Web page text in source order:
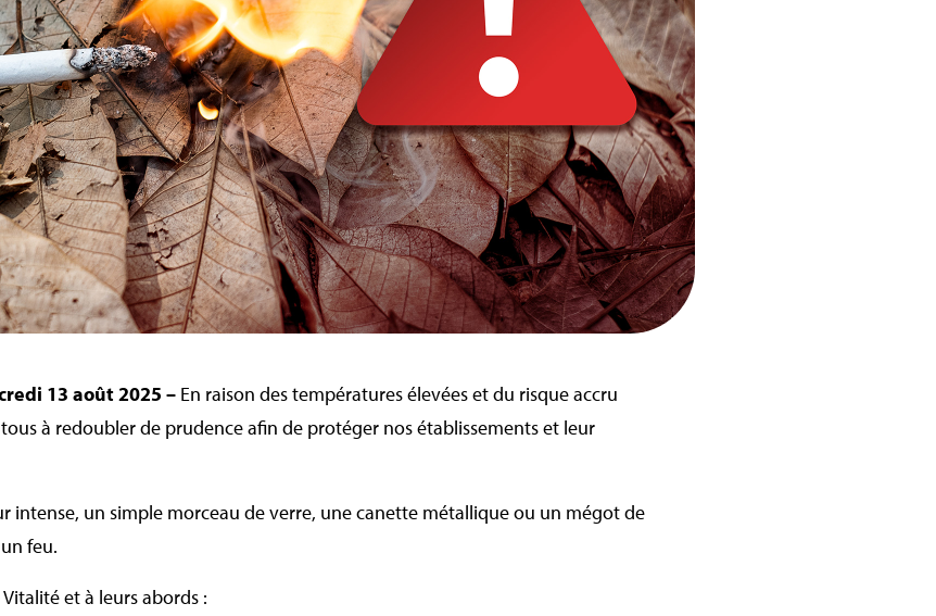
13 août 2025 – En raison des températures élevées et du risque accru
à redoubler de prudence afin de protéger nos établissements et leur
intense, un simple morceau de verre, une canette métallique ou un mégot de
feu.
et à leurs abords :